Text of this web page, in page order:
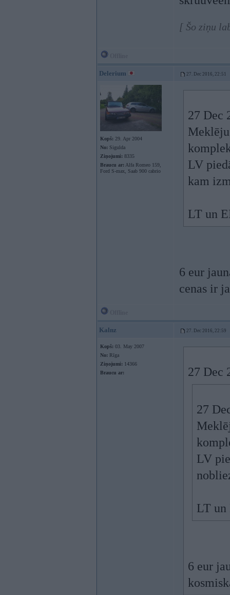
[ Šo ziņu
Delerium 27. Dec 2016, 22:51
Kopš: 29. Apr 2004
No: Sigulda
Ziņojumi: 8335
Braucu ar: Alfa Romeo 159,
Ford S-max, Saab 900 cabrio
27 Dec
LV
kam
LT un
6 eur
cenas ir
Kalnz 27. Dec 2016, 22:59
Kopš: 03. May 2007
No: Rīga
Ziņojumi: 14366
Braucu ar:
27 Dec
27
LV
LT un
6 eur